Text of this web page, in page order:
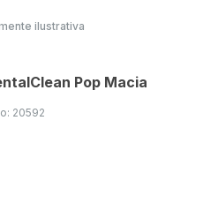
ilustrativa
Pop Macia
20592